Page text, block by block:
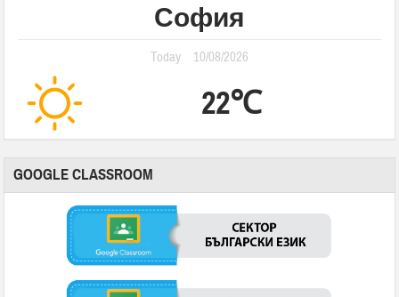
София
Today 10/08/2026
22℃
GOOGLE CLASSROOM